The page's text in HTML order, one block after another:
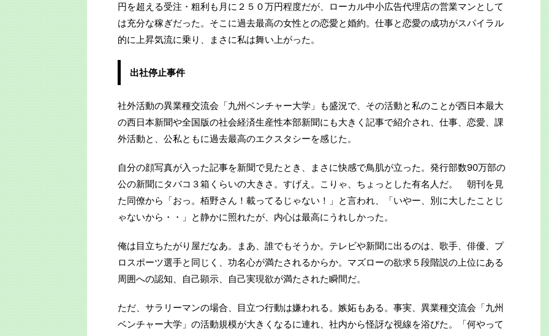
円を超える受注・粗利も月に２５０万円程度だが、ローカル中小広告代理店の営業マンとして
は充分な稼ぎだった。そこに過去最高の女性との恋愛と婚約。仕事と恋愛の成功がスパイラル
的に上昇気流に乗り、まさに私は舞い上がった。
出社停止事件
社外活動の異業種交流会「九州ベンチャー大学」も盛況で、その活動と私のことが西日本最大
の西日本新聞や全国版の社会経済生産性本部新聞にも大きく記事で紹介され、仕事、恋愛、課
外活動と、公私ともに過去最高のエクスタシーを感じた。
自分の顔写真が入った記事を新聞で見たとき、まさに快感で鳥肌が立った。発行部数90万部の
公の新聞にタバコ３箱くらいの大きさ。すげえ。こりゃ、ちょっとした有名人だ。 朝刊を見
た同僚から「おっ。栢野さん！載ってるじゃない！」と言われ、「いやー、別に大したことじ
ゃないから・・」と静かに照れたが、内心は最高にうれしかった。
俺は目立ちたがり屋だなあ。まあ、誰でもそうか。テレビや新聞に出るのは、歌手、俳優、プ
ロスポーツ選手と同じく、功名心が満たされるからか。マズローの欲求５段階説の上位にある
周囲への認知、自己顕示、自己実現欲が満たされた瞬間だ。
ただ、サラリーマンの場合、目立つ行動は嫌われる。嫉妬もある。事実、異業種交流会「九州
ベンチャー大学」の活動規模が大きくなるに連れ、社内から怪訝な視線を浴びた。「何やって